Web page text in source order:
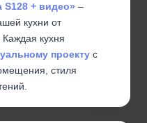
S128 + видео» –
кухни от
Каждая кухня
проекту с
стиля